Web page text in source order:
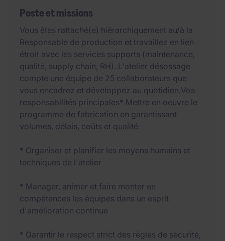
Poste et missions
Vous êtes rattaché(e) hiérarchiquement au/à la
Responsable de production et travaillez en lien
étroit avec les services supports (maintenance,
qualité, supply chain, RH). L'atelier désossage
compte une équipe de 25 collaborateurs que
vous encadrez et développez au quotidien.Vos
responsabilités principales* Mettre en oeuvre le
programme de fabrication en garantissant
volumes, délais, coûts et qualité
* Organiser et planifier les moyens humains et
techniques de l'atelier
* Manager, animer et faire monter en
compétences les équipes dans un esprit
d'amélioration continue
* Garantir le respect strict des règles de sécurité,